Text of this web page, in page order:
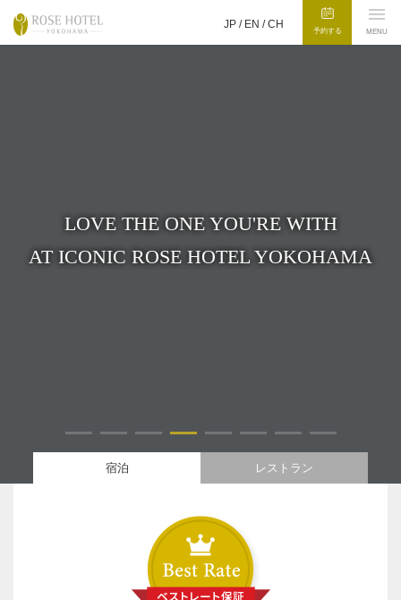
JP / EN /CH
予約する MENU
LOVE THE ONE YOU'RE WITH
AT ICONIC ROSE HOTEL YOKOHAMA
宿泊 レストラン